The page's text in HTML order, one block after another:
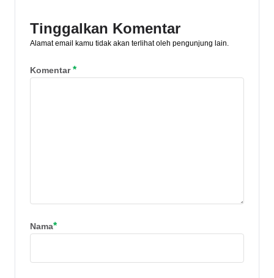
Tinggalkan Komentar
Alamat email kamu tidak akan terlihat oleh pengunjung lain.
Komentar*
Nama*